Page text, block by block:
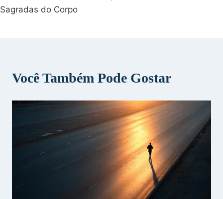
Sagradas do Corpo
Você Também Pode Gostar